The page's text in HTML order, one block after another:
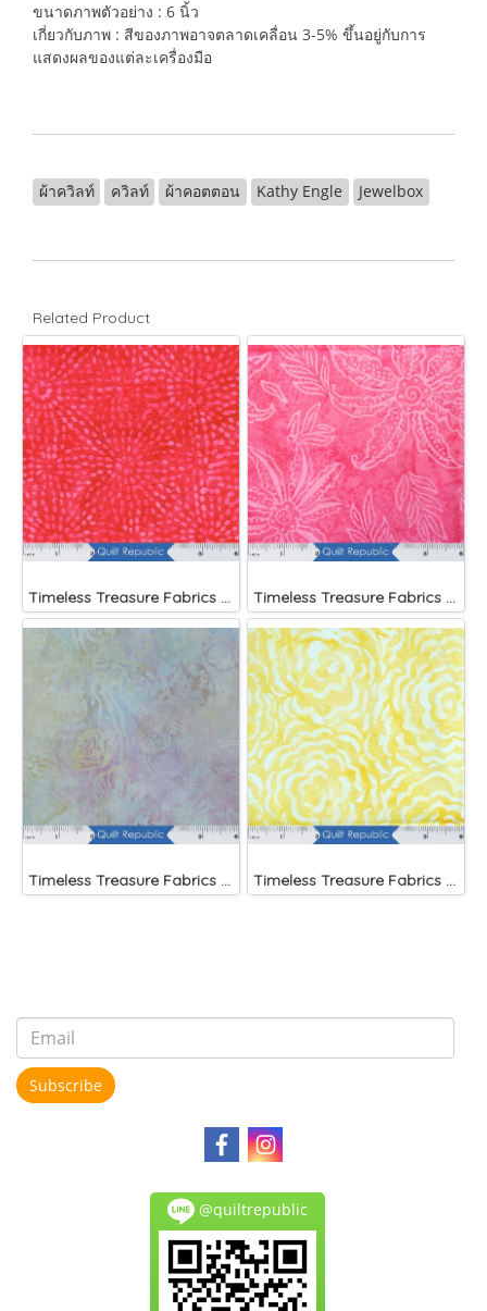
ขนาดภาพตัวอย่าง : 6 นิ้ว
เกี่ยวกับภาพ : สีของภาพอาจตลาดเคลื่อน 3-5% ขึ้นอยู่กับการ
แสดงผลของแต่ละเครื่องมือ
ผ้าควิลท์ ควิลท์ ผ้าคอตตอน Kathy Engle Jewelbox
Related Product
Timeless Treasure Fabrics Tonga Batiks Liberty Fireworks Stripes Timeless Treasure Fabrics Tonga Batiks Splash Brightside Pink Scalloped Flower
Timeless Treasure Fabrics Tonga Batiks Mariposa Celular Tropical Flowers Mist) Timeless Treasure Fabrics Tonga Batiks Splash Brightside Large Roses Sun
Subscribe
@quiltrepublic